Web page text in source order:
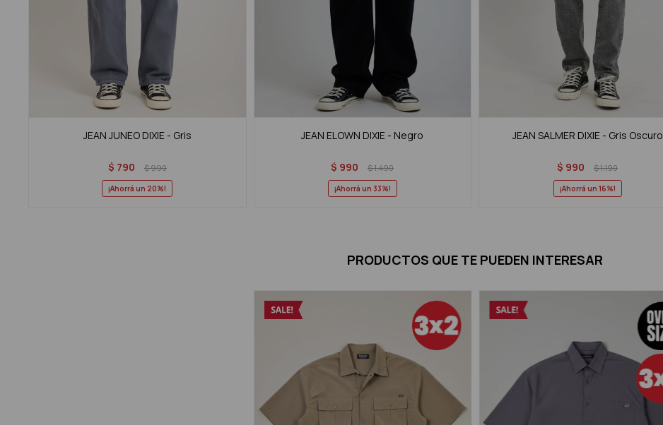
JEAN JUNEO DIXIE - Gris
$ 790 $990
20
JEAN ELOWN DIXIE - Negro
$ 990 $1.490
33
JEAN SALMER DIXIE - Gris Oscuro
$ 990 $1.190
16
PRODUCTOS QUE TE PUEDEN INTERESAR